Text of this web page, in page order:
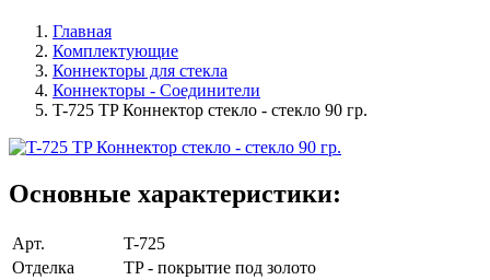
Главная
Комплектующие
Коннекторы для стекла
Коннекторы - Соединители
T-725 TP Коннектор стекло - стекло 90 гр.
Основные характеристики:
Арт.
T-725
Отделка
TP - покрытие под золото